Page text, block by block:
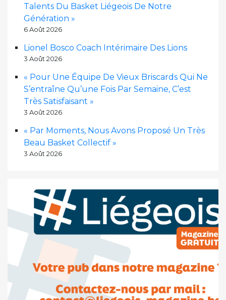
Talents Du Basket Liégeois De Notre
Génération »
6 Août 2026
Lionel Bosco Coach Intérimaire Des Lions
3 Août 2026
« Pour Une Équipe De Vieux Briscards Qui Ne
S’entraîne Qu’une Fois Par Semaine, C’est
Très Satisfaisant »
3 Août 2026
« Par Moments, Nous Avons Proposé Un Très
Beau Basket Collectif »
3 Août 2026